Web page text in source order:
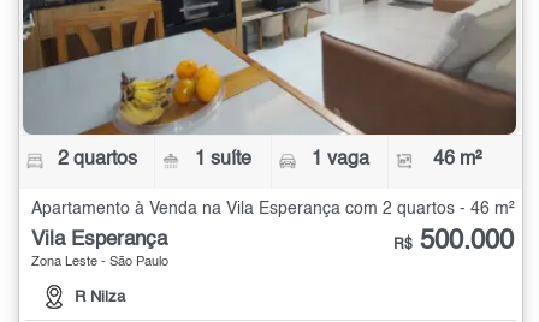
2 quartos 1 suíte 1 vaga 46 m²
Apartamento à Venda na Vila Esperança com 2 quartos - 46 m²
Vila Esperança
Zona Leste - São Paulo
R Nilza
R$ 500.000